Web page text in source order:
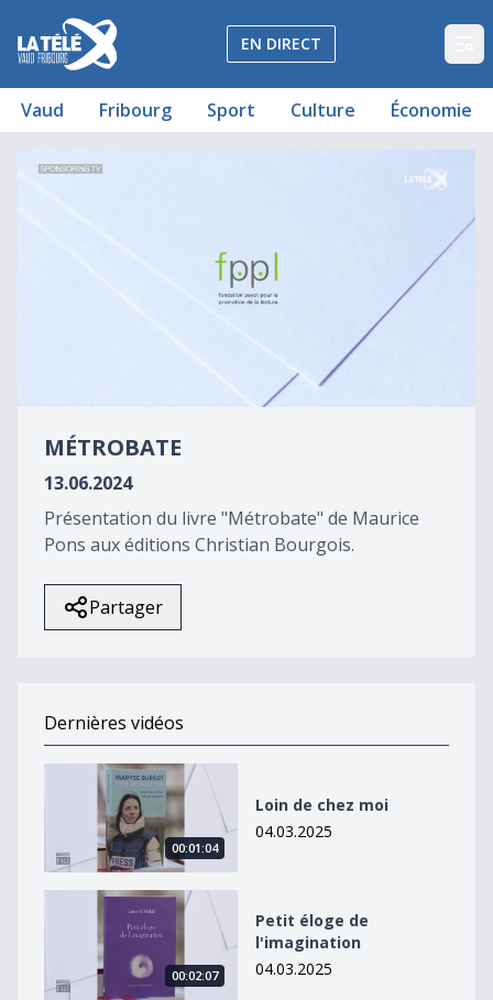
La Télé - Télévision régionale Vaud et Fribourg
EN DIRECT
Vaud Fribourg Sport Culture Économie
Métrobate - Maurice Pons - Éd. Christian Bourgois
Métrobate
seconds
seconds
MÉTROBATE
13.06.2024
Présentation du livre "Métrobate" de Maurice
Pons aux éditions Christian Bourgois.
Partager
Dernières vidéos
Loin de chez moi
00:01:04
Loin de chez moi
04.03.2025
Petit éloge de l&#039;imagination
00:02:07
Petit éloge de
l'imagination
04.03.2025